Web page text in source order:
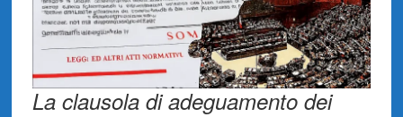
La clausola di adeguamento dei